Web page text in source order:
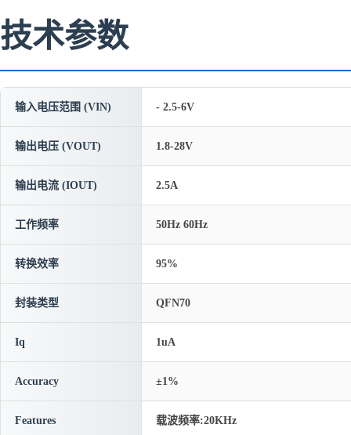
技术参数
输入电压范围 (VIN) - 2.5-6V
输出电压 (VOUT) 1.8-28V
输出电流 (IOUT) 2.5A
工作频率 50Hz 60Hz
转换效率 95%
封装类型 QFN70
Iq 1uA
Accuracy ±1%
Features 载波频率:20KHz